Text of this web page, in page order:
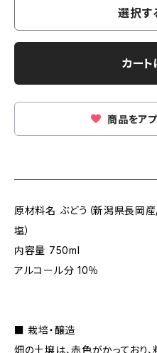
選択す
カート
商品をア
原材料名 ぶどう（新潟県長岡
塩）
内容量 750ml
アルコール分 10％
■ 栽培・醸造
畑の土壌は、赤色がかっており